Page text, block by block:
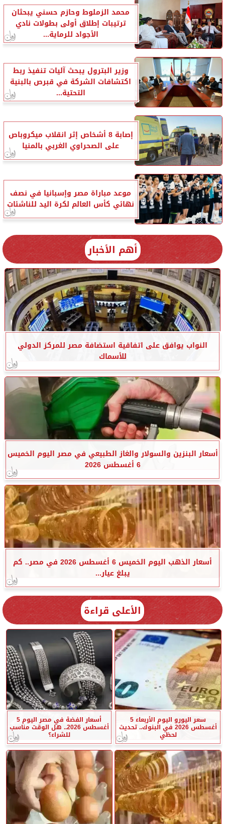
محمد الزملوط وحازم حسني يبحثان
ترتيبات إطلاق أولى بطولات نادي
الأجواد للرماية...
وزير البترول يبحث آليات تنفيذ ربط
اكتشافات الشركة في قبرص بالبنية
التحتية...
إصابة 8 أشخاص إثر انقلاب ميكروباص
على الصحراوي الغربي بالمنيا
موعد مباراة مصر وإسبانيا في نصف
نهائي كأس العالم لكرة اليد للناشئات
أهم الأخبار
النواب يوافق على اتفاقية استضافة مصر للمركز الدولي
للأسماك
أسعار البنزين والسولار والغاز الطبيعي في مصر اليوم الخميس
6 أغسطس 2026
أسعار الذهب اليوم الخميس 6 أغسطس 2026 في مصر.. كم
يبلغ عيار...
الأعلى قراءة
سعر اليورو اليوم الأربعاء 5
أغسطس 2026 في البنوك.. تحديث
لحظي
أسعار الفضة في مصر اليوم 5
أغسطس 2026.. هل الوقت مناسب
للشراء؟